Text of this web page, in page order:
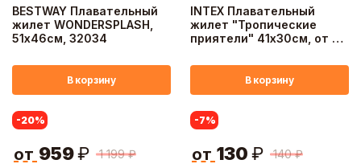
BESTWAY Плавательный
жилет WONDERSPLASH,
51х46см, 32034
В корзину
INTEX Плавательный
жилет "Тропические
приятели" 41х30см, от 3
В корзину
-20%
1 199 ₽
от 959₽
-7%
140 ₽
от 130 ₽